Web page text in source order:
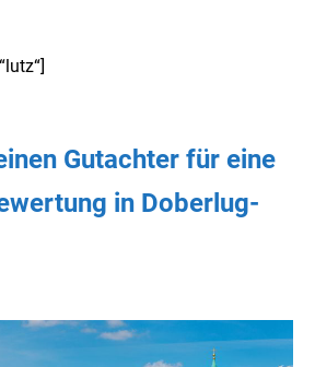
Gutachter für eine
in Doberlug-